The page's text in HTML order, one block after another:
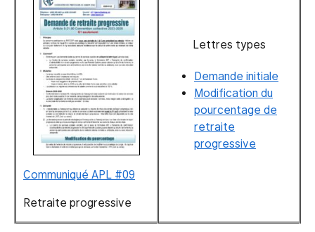
Communiqué APL #09
Retraite progressive
Lettres types
Demande initiale
Modification du
pourcentage de
retraite
progressive